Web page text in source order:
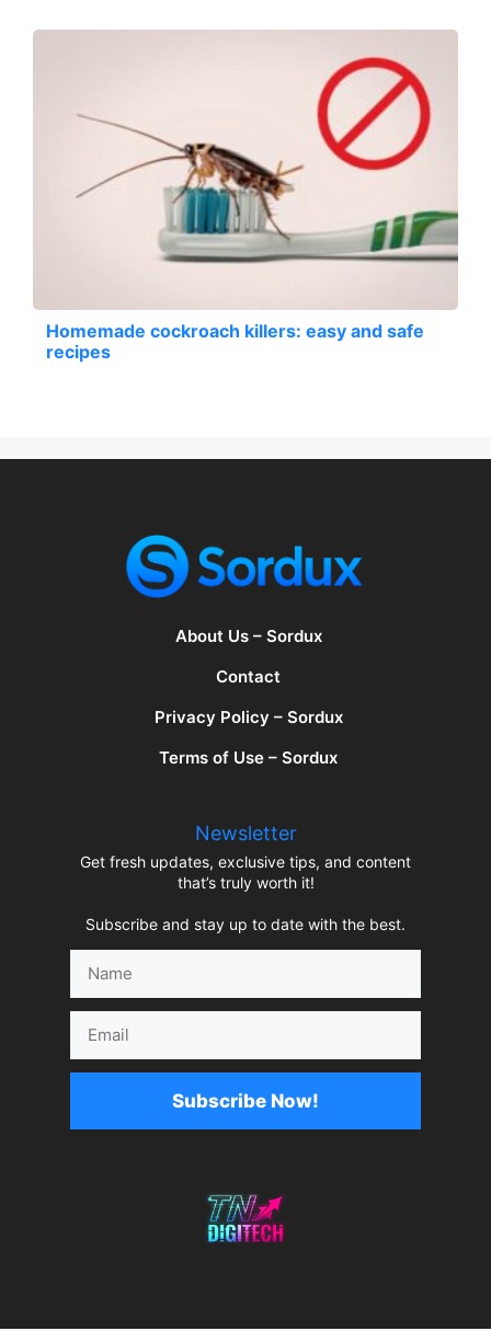
Homemade cockroach killers: easy and safe
recipes
About Us – Sordux
Contact
Privacy Policy – Sordux
Terms of Use – Sordux
Newsletter
Get fresh updates, exclusive tips, and content
that’s truly worth it!
Subscribe and stay up to date with the best.
Subscribe Now!